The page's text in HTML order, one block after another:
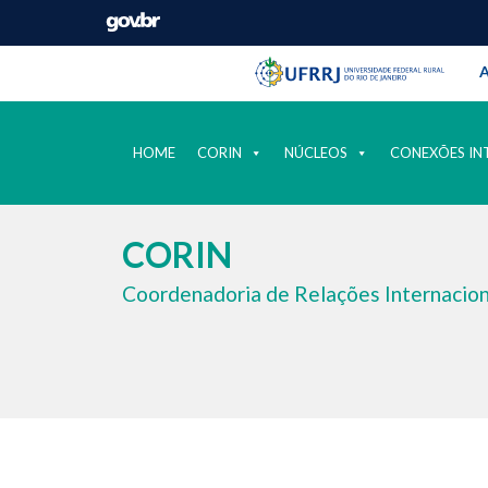
Pular barra institucional
Barra
HOME CORIN NÚCLEOS CONEXÕES
CORIN
Coordenadoria de Relações